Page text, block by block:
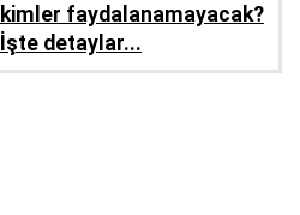
kimler faydalanamayacak?
İşte detaylar...